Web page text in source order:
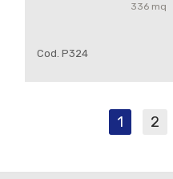
336 mq
Cod. P324
1 2